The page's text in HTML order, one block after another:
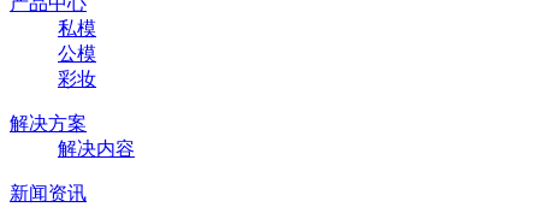
私模
公模
彩妆
解决方案
解决内容
新闻资讯